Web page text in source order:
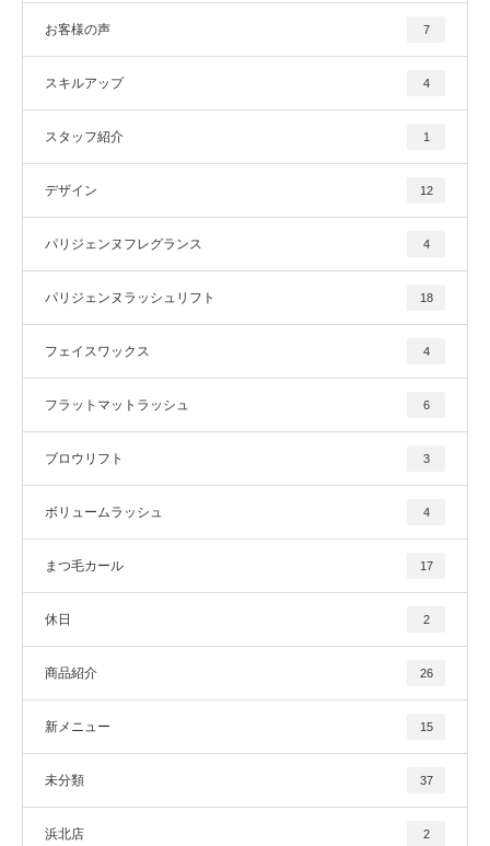
お客様の声 7
スキルアップ 4
スタッフ紹介 1
デザイン 12
パリジェンヌフレグランス 4
パリジェンヌラッシュリフト 18
フェイスワックス 4
フラットマットラッシュ 6
ブロウリフト 3
ボリュームラッシュ 4
まつ毛カール 17
休日 2
商品紹介 26
新メニュー 15
未分類 37
浜北店 2